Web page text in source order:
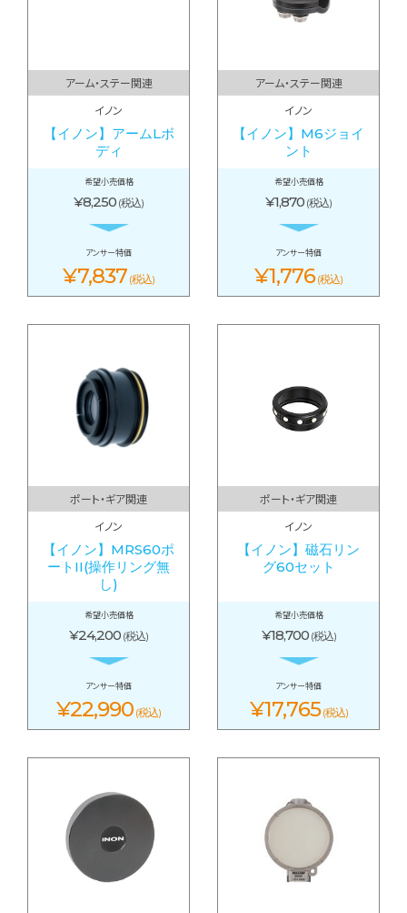
アーム・ステー関連
イノン
【イノン】アームLボ
ディ
希望小売価格
¥8,250 (税込)
アンサー特価
¥7,837 (税込)
アーム・ステー関連
イノン
【イノン】M6ジョイ
ント
希望小売価格
¥1,870 (税込)
アンサー特価
¥1,776 (税込)
ポート・ギア関連
イノン
【イノン】MRS60ポ
ートII(操作リング無
し)
希望小売価格
¥24,200 (税込)
アンサー特価
¥22,990 (税込)
ポート・ギア関連
イノン
【イノン】磁石リン
グ60セット
希望小売価格
¥18,700 (税込)
アンサー特価
¥17,765 (税込)